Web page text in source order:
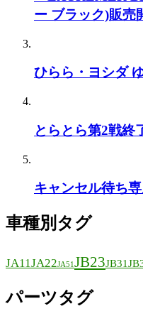
ー ブラック)販売
ひらら・ヨシダ
とらとら第2戦終
キャンセル待ち
車種別タグ
JA11JA22JA51 JB23JB31
パーツタグ